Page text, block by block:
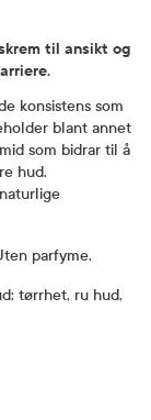
til ansikt og
konsistens som
blant annet
som bidrar til å
hud.
parfyme.
tørrhet, ru hud,